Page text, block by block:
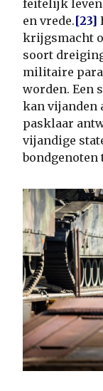
feitelijk leven
en vrede.[23]
krijgsmacht
soort
militaire
worden. Een
kan vijanden
pasklaar
vijandige
bondgenoten